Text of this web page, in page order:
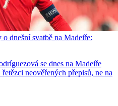
dnešní svatbě na Madeiře:
se dnes na Madeiře
neověřených přepisů, ne na